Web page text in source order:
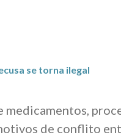
se torna ilegal
medicamentos,
de conflito